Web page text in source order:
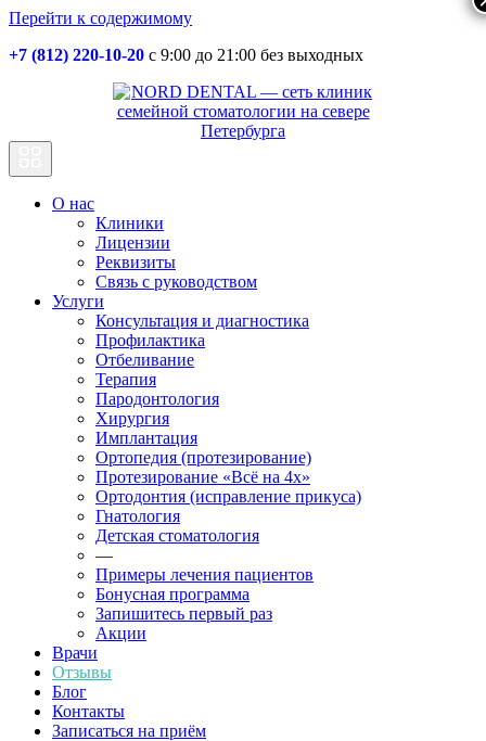
Перейти к содержимому
+7 (812) 220-10-20 с 9:00 до 21:00 без выходных
Основная
навигация
О нас
Клиники
Лицензии
Реквизиты
Связь с руководством
Услуги
Консультация и диагностика
Профилактика
Отбеливание
Терапия
Пародонтология
Хирургия
Имплантация
Ортопедия (протезирование)
Протезирование «Всё на 4х»
Ортодонтия (исправление прикуса)
Гнатология
Детская стоматология
—
Примеры лечения пациентов
Бонусная программа
Запишитесь первый раз
Акции
Врачи
Отзывы
Блог
Контакты
Записаться на приём